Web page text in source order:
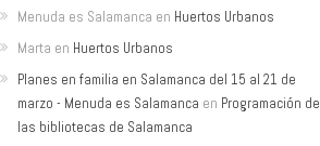
Menuda es Salamanca en Huertos Urbanos
Marta en Huertos Urbanos
Planes en familia en Salamanca del 15 al 21 de
marzo - Menuda es Salamanca en Programación de
las bibliotecas de Salamanca